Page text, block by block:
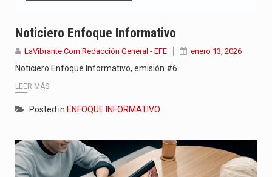
Noticiero Enfoque Informativo
LaVibrante.Com Redacción General - EFE enero 13, 2026
Noticiero Enfoque Informativo, emisión #6
LEER MÁS
Posted in ENFOQUE INFORMATIVO